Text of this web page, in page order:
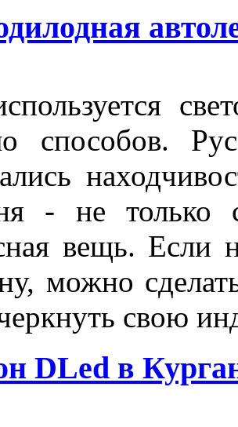
способов.
- не только
вещь. Если
можно
свою
DLed в